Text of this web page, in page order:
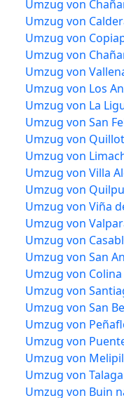
Umzug von
Umzug von
Umzug von
Umzug von
Umzug von
Umzug von Los
Umzug von La
Umzug von San
Umzug von
Umzug von
Umzug von Villa
Umzug von
Umzug von Viña
Umzug von
Umzug von
Umzug von San
Umzug von
Umzug von
Umzug von San
Umzug von
Umzug von
Umzug von
Umzug von
Umzug von Buin